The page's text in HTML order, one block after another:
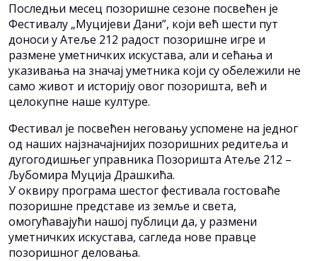
Последњи месец позоришне сезоне посвећен је
Фестивалу „Муцијеви Дани”, који већ шести пут
доноси у Атеље 212 радост позоришне игре и
размене уметничких искустава, али и сећања и
указивања на значај уметника који су обележили не
само живот и историју овог позоришта, већ и
целокупне наше културе.
Фестивал је посвећен неговању успомене на једног
од наших најзначајнијих позоришних редитеља и
дугогодишњег управника Позоришта Атеље 212 –
Љубомира Муција Драшкића.
У оквиру програма шестог фестивала гостоваће
позоришне представе из земље и света,
омогућавајући нашој публици да, у размени
уметничких искустава, сагледа нове правце
позоришног деловања.